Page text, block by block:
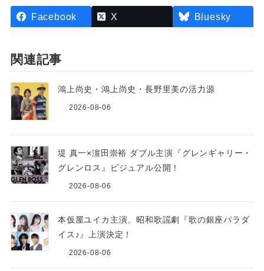
Facebook X Bluesky
関連記事
鴻上尚史・鴻上尚史・長野里美の活力源
2026-08-06
堤 真一×濵田崇裕 ダブル主演『グレンギャリー・
グレンロス』ビジュアル公開！
2026-08-06
本仮屋ユイカ主演、昭和歌謡劇『歌の銀座パラダ
イス♪』上演決定！
2026-08-06